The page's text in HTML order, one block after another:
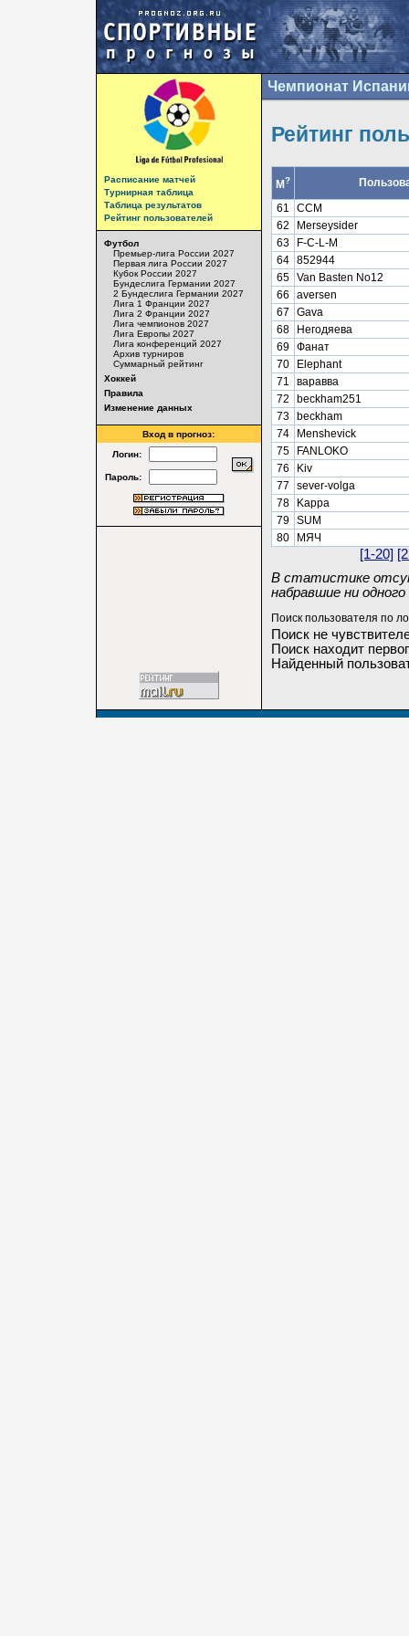
Расписание матчей
Турнирная таблица
Таблица результатов
Рейтинг пользователей
Футбол
Премьер-лига России 2027
Первая лига России 2027
Кубок России 2027
Бундеслига Германии 2027
2 Бундеслига Германии 2027
Лига 1 Франции 2027
Лига 2 Франции 2027
Лига чемпионов 2027
Лига Европы 2027
Лига конференций 2027
Архив турниров
Суммарный рейтинг
Хоккей
Правила
Изменение данных
Вход в прогноз:
Логин:
Пароль:
Чемпионат
Рейтинг
М?
61
ССМ
62
Merseysider
63
F-C-L-M
64 852944
65 Van Basten No12
66
aversen
67
Gava
68
Негодяева
69 Фанат
70
Elephant
71
варавва
72
beckham251
73
beckham
74
Menshevick
75
FANLOKO
76
Kiv
77
sever-volga
78
Kappa
79 SUM
80
МЯЧ
[1-20]
В статистике
набравшие ни одного
Поиск пользователя по
Поиск не
Поиск находит
Найденный